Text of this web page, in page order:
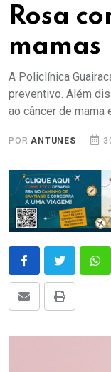
Rosa
mamas
A Policlínica
preventivo. Além
ao câncer de mama
PORANTUNES